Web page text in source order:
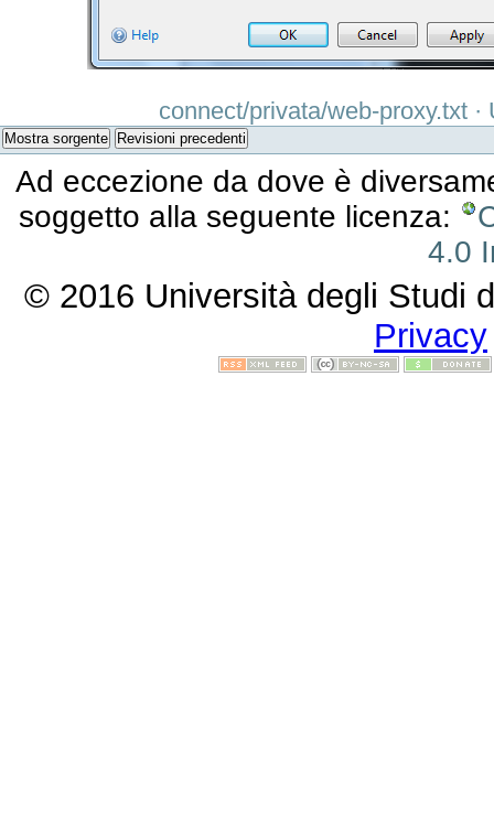
connect/privata/web-proxy.txt
Mostra sorgente Revisioni precedenti
Ad eccezione da dove è
soggetto alla seguente licenza:
4.0
© 2016 Università degli Studi
Privacy